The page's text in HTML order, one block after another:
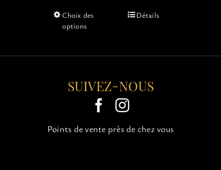
Choix des
options
Ce
variations.
options
peuvent
être
choisies
la
Détails
SUIVEZ-NOUS
Points de vente près de chez vous